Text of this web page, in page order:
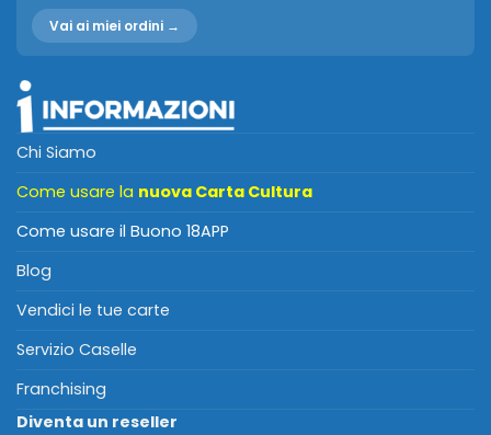
Vai ai miei ordini →
Chi Siamo
Come usare la nuova Carta Cultura
Come usare il Buono 18APP
Blog
Vendici le tue carte
Servizio Caselle
Franchising
Diventa un reseller